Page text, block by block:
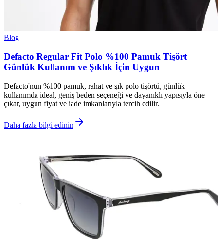
Blog
Defacto Regular Fit Polo %100 Pamuk Tişört
Günlük Kullanım ve Şıklık İçin Uygun
Defacto'nun %100 pamuk, rahat ve şık polo tişörtü, günlük
kullanımda ideal, geniş beden seçeneği ve dayanıklı yapısıyla öne
çıkar, uygun fiyat ve iade imkanlarıyla tercih edilir.
Daha fazla bilgi edinin